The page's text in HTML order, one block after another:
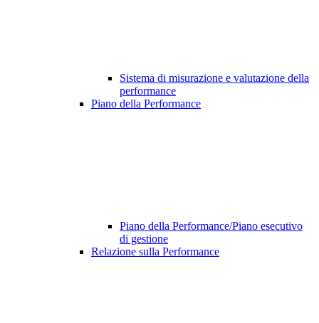
Sistema di misurazione e valutazione della
performance
Piano della Performance
Piano della Performance/Piano esecutivo
di gestione
Relazione sulla Performance